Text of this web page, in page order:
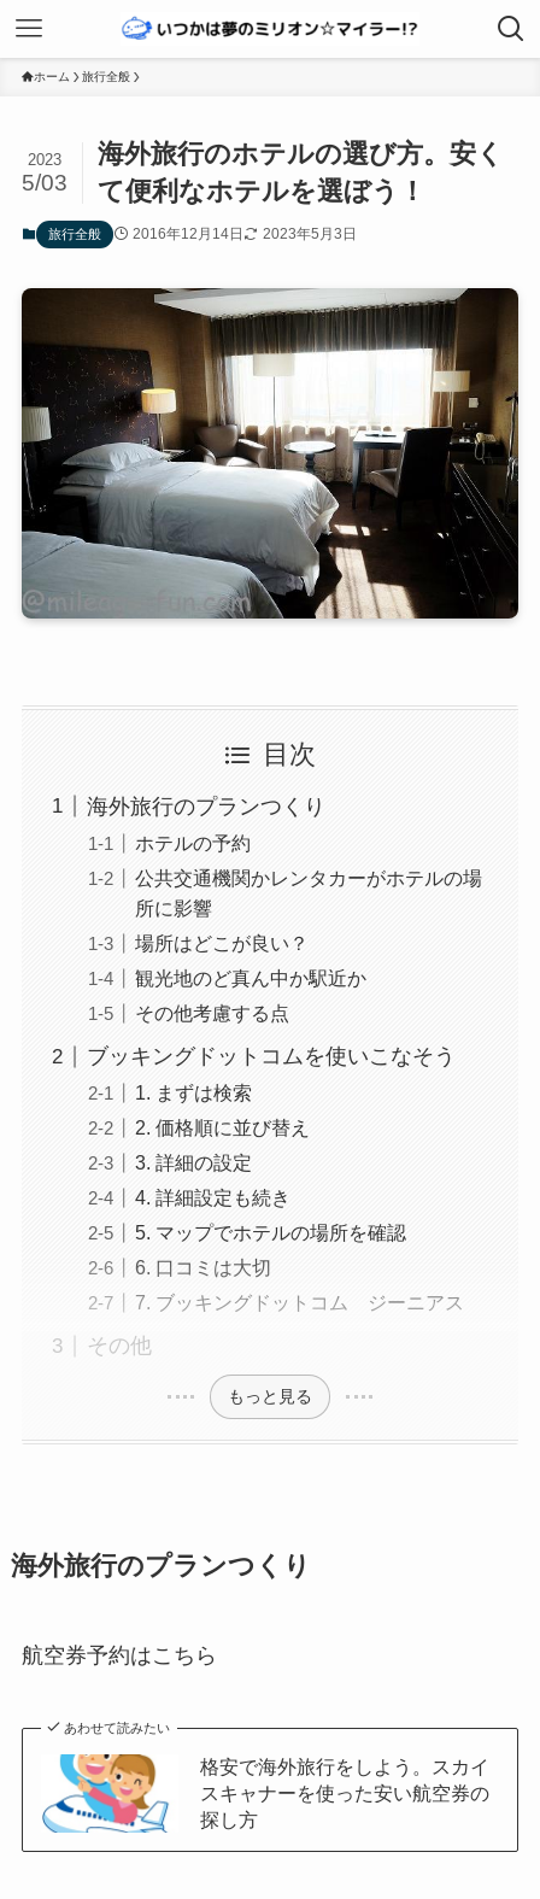
ホーム 旅行全般
海外旅行のホテルの選び方。安く
て便利なホテルを選ぼう！
2023
5/03
旅行全般 2016年12月14日 2023年5月3日
目次
海外旅行のプランつくり
ホテルの予約
公共交通機関かレンタカーがホテルの場
所に影響
場所はどこが良い？
観光地のど真ん中か駅近か
その他考慮する点
ブッキングドットコムを使いこなそう
1. まずは検索
2. 価格順に並び替え
3. 詳細の設定
4. 詳細設定も続き
5. マップでホテルの場所を確認
6. 口コミは大切
7. ブッキングドットコム ジーニアス
その他
もっと見る
海外旅行のプランつくり
航空券予約はこちら
あわせて読みたい
格安で海外旅行をしよう。スカイ
スキャナーを使った安い航空券の
探し方